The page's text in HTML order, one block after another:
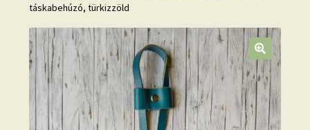
táskabehúzó, türkizzöld